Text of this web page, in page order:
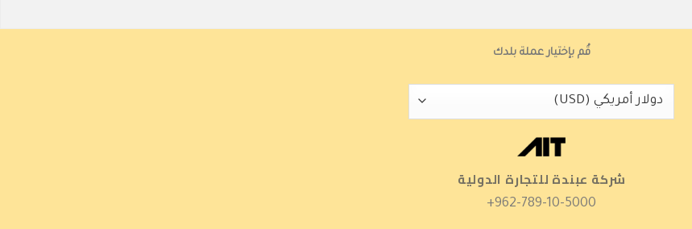
قُم بإختيار عملة بلدك
شركة عبندة للتجارة الدولية
962-789-10-5000+